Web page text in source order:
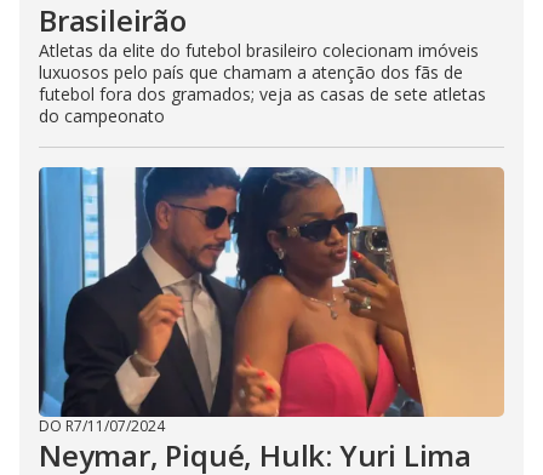
Brasileirão
Atletas da elite do futebol brasileiro colecionam imóveis
luxuosos pelo país que chamam a atenção dos fãs de
futebol fora dos gramados; veja as casas de sete atletas
do campeonato
DO R7/11/07/2024
Neymar, Piqué, Hulk: Yuri Lima